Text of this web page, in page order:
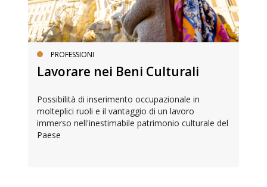
PROFESSIONI
Lavorare nei Beni Culturali
Possibilità di inserimento occupazionale in
molteplici ruoli e il vantaggio di un lavoro
immerso nell'inestimabile patrimonio culturale del
Paese